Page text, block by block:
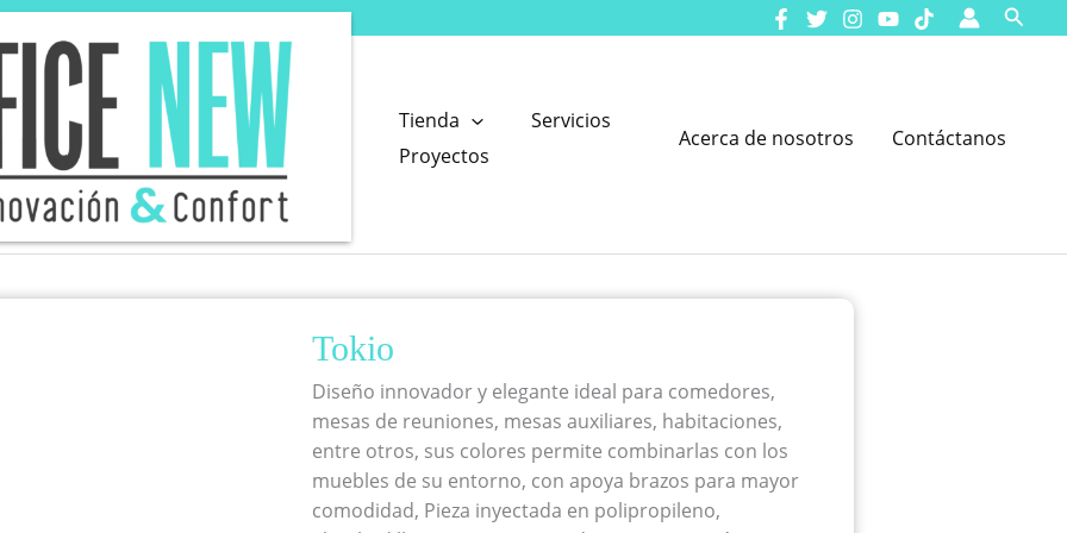
Tienda
Servicios
Proyectos
Acerca de nosotros Contáctanos
Tokio
Diseño innovador y elegante ideal para comedores,
mesas de reuniones, mesas auxiliares, habitaciones,
entre otros, sus colores permite combinarlas con los
muebles de su entorno, con apoya brazos para mayor
comodidad, Pieza inyectada en polipropileno,